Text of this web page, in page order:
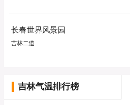
长春世界风景园
吉林二道
吉林气温排行榜